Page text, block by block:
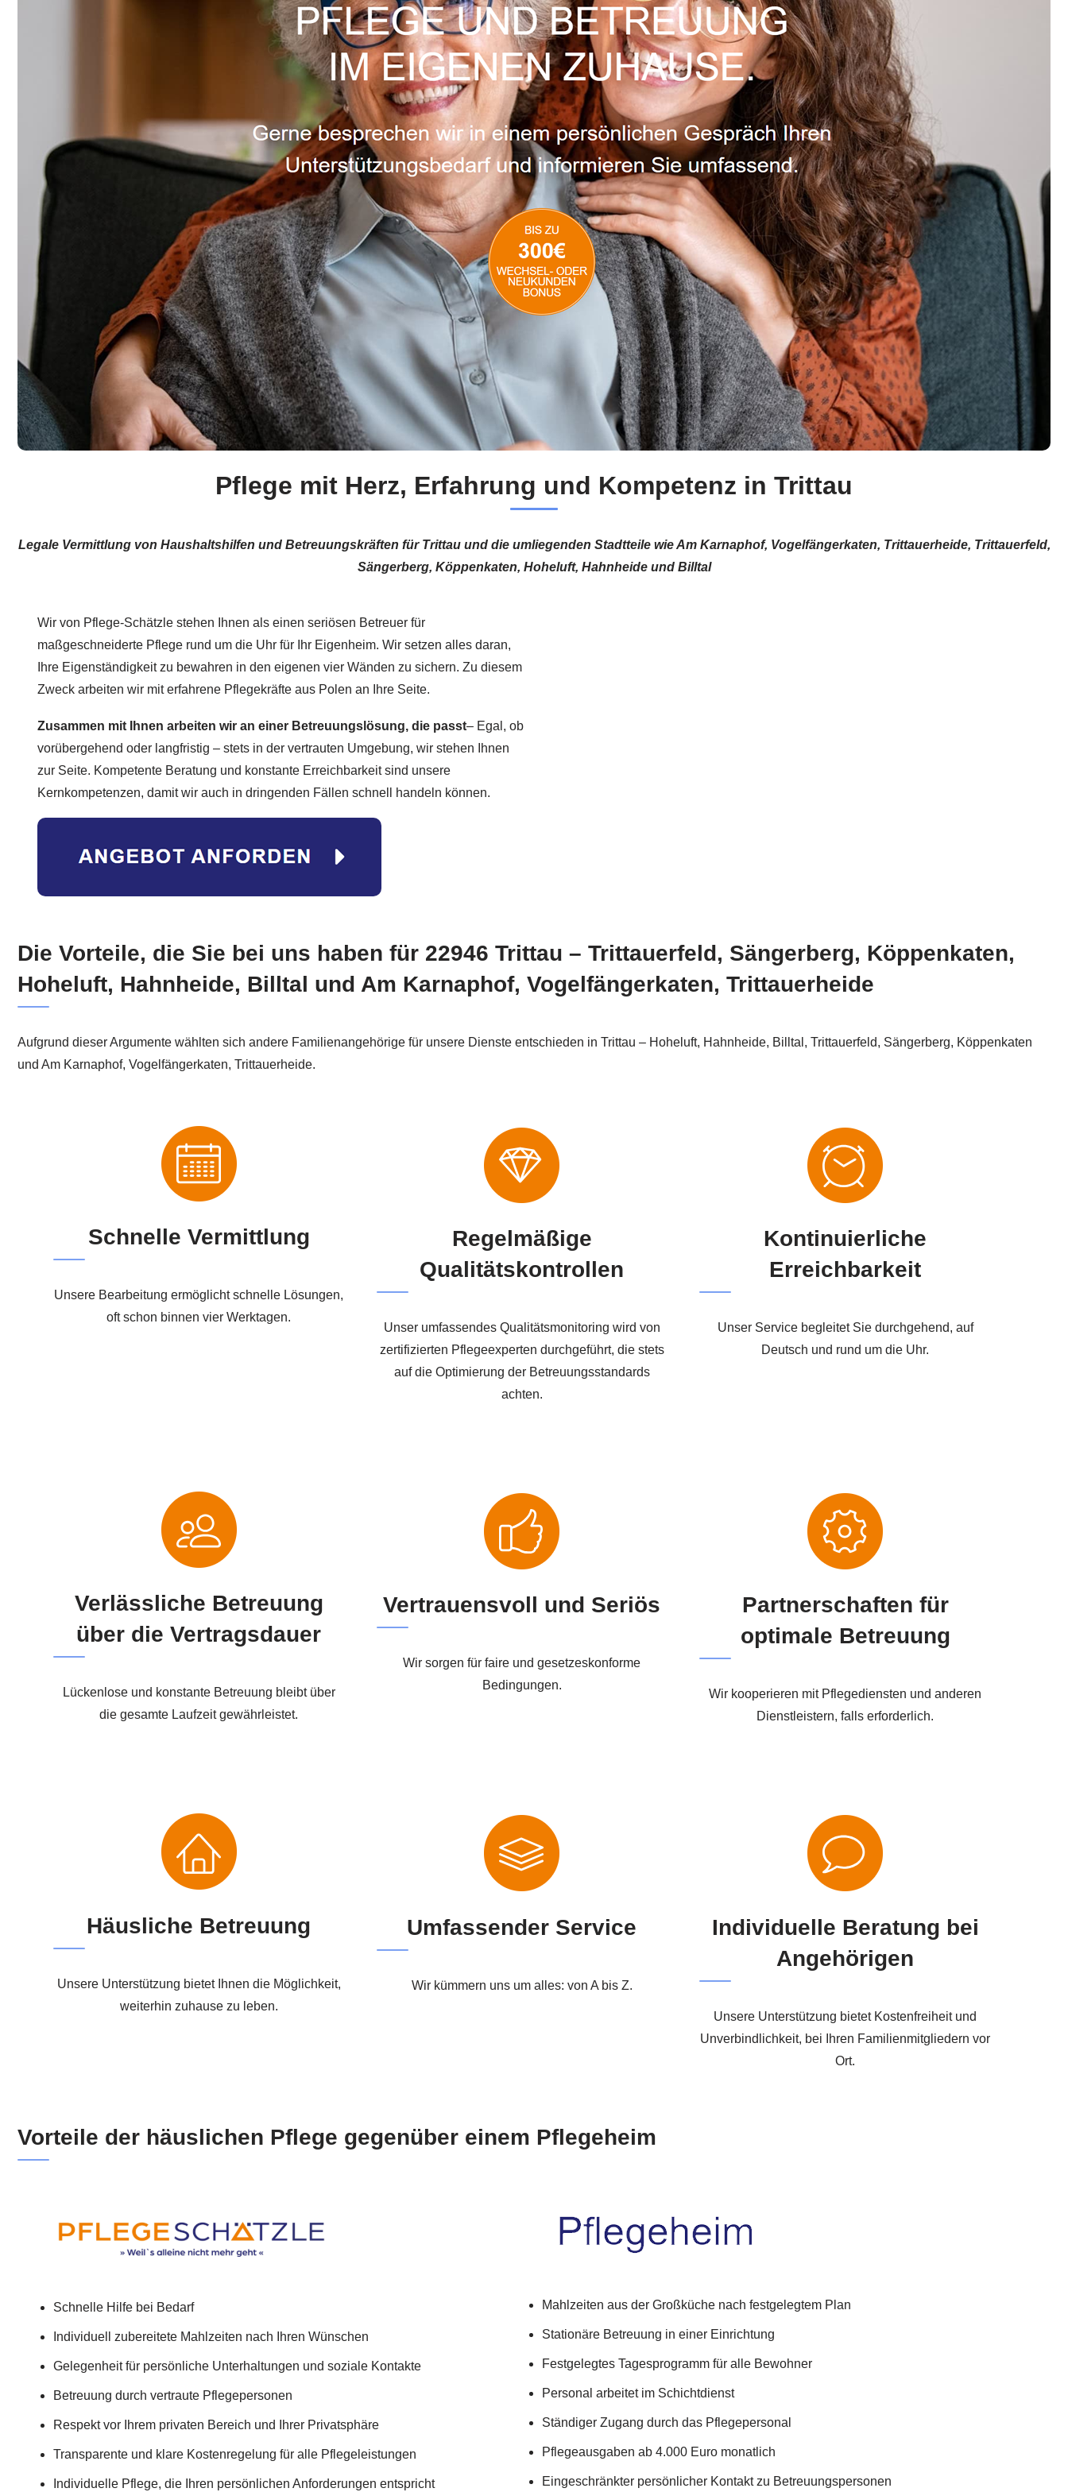
Pflege mit Herz, Erfahrung und Kompetenz in Trittau
Legale Vermittlung von Haushaltshilfen und Betreuungskräften für Trittau und die umliegenden Stadtteile wie Am Karnaphof, Vogelfängerkaten, Trittauerheide, Trittauerfeld,
Sängerberg, Köppenkaten, Hoheluft, Hahnheide und Billtal
Wir von Pflege-Schätzle stehen Ihnen als einen seriösen Betreuer für
maßgeschneiderte Pflege rund um die Uhr für Ihr Eigenheim. Wir setzen alles daran,
Ihre Eigenständigkeit zu bewahren in den eigenen vier Wänden zu sichern. Zu diesem
Zweck arbeiten wir mit erfahrene Pflegekräfte aus Polen an Ihre Seite.
Zusammen mit Ihnen arbeiten wir an einer Betreuungslösung, die passt– Egal, ob
vorübergehend oder langfristig – stets in der vertrauten Umgebung, wir stehen Ihnen
zur Seite. Kompetente Beratung und konstante Erreichbarkeit sind unsere
Kernkompetenzen, damit wir auch in dringenden Fällen schnell handeln können.
Die Vorteile, die Sie bei uns haben für 22946 Trittau – Trittauerfeld, Sängerberg, Köppenkaten,
Hoheluft, Hahnheide, Billtal und Am Karnaphof, Vogelfängerkaten, Trittauerheide
Aufgrund dieser Argumente wählten sich andere Familienangehörige für unsere Dienste entschieden in Trittau – Hoheluft, Hahnheide, Billtal, Trittauerfeld, Sängerberg, Köppenkaten
und Am Karnaphof, Vogelfängerkaten, Trittauerheide.
Schnelle Vermittlung
Unsere Bearbeitung ermöglicht schnelle Lösungen,
oft schon binnen vier Werktagen.
Regelmäßige
Qualitätskontrollen
Unser umfassendes Qualitätsmonitoring wird von
zertifizierten Pflegeexperten durchgeführt, die stets
auf die Optimierung der Betreuungsstandards
achten.
Kontinuierliche
Erreichbarkeit
Unser Service begleitet Sie durchgehend, auf
Deutsch und rund um die Uhr.
Verlässliche Betreuung
über die Vertragsdauer
Lückenlose und konstante Betreuung bleibt über
die gesamte Laufzeit gewährleistet.
Vertrauensvoll und Seriös
Wir sorgen für faire und gesetzeskonforme
Bedingungen.
Partnerschaften für
optimale Betreuung
Wir kooperieren mit Pflegediensten und anderen
Dienstleistern, falls erforderlich.
Häusliche Betreuung
Unsere Unterstützung bietet Ihnen die Möglichkeit,
weiterhin zuhause zu leben.
Umfassender Service
Wir kümmern uns um alles: von A bis Z.
Individuelle Beratung bei
Angehörigen
Unsere Unterstützung bietet Kostenfreiheit und
Unverbindlichkeit, bei Ihren Familienmitgliedern vor
Ort.
Vorteile der häuslichen Pflege gegenüber einem Pflegeheim
Schnelle Hilfe bei Bedarf
Individuell zubereitete Mahlzeiten nach Ihren Wünschen
Gelegenheit für persönliche Unterhaltungen und soziale Kontakte
Betreuung durch vertraute Pflegepersonen
Respekt vor Ihrem privaten Bereich und Ihrer Privatsphäre
Transparente und klare Kostenregelung für alle Pflegeleistungen
Individuelle Pflege, die Ihren persönlichen Anforderungen entspricht
Mahlzeiten aus der Großküche nach festgelegtem Plan
Stationäre Betreuung in einer Einrichtung
Festgelegtes Tagesprogramm für alle Bewohner
Personal arbeitet im Schichtdienst
Ständiger Zugang durch das Pflegepersonal
Pflegeausgaben ab 4.000 Euro monatlich
Eingeschränkter persönlicher Kontakt zu Betreuungspersonen